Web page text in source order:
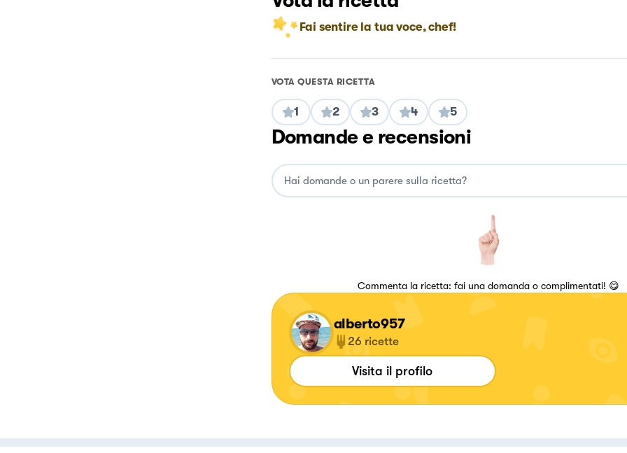
Fai sentire la tua voce, chef!
VOTA QUESTA RICETTA
1 2 3 4 5
Domande e recensioni
Commenta la ricetta: fai una domanda o complimentati! 😋
alberto957
26 ricette
Visita il profilo